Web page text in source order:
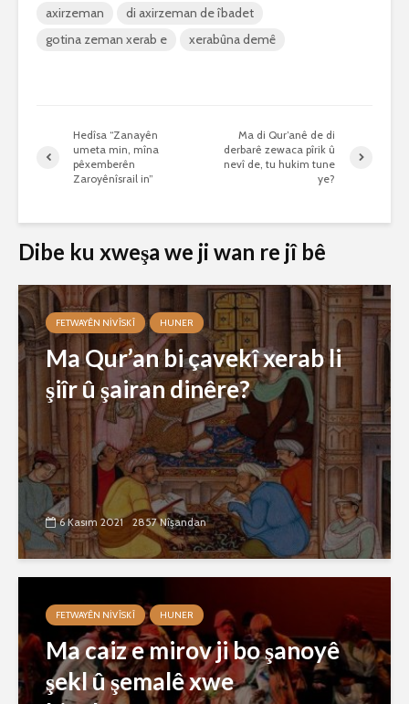
axirzeman
di axirzeman de îbadet
gotina zeman xerab e
xerabûna demê
Hedîsa “Zanayên
umeta min, mîna
pêxemberên
Zaroyênîsrail in”
Ma di Qur’anê de di
derbarê zewaca pîrik û
nevî de, tu hukim tune
ye?
Dibe ku xweşa we ji wan re jî bê
FETWAYÊN NIVÎSKÎ HUNER
Ma Qur’an bi çavekî xerab li
şiîr û şairan dinêre?
6 Kasım 2021 2857 Nîşandan
FETWAYÊN NIVÎSKÎ HUNER
Ma caiz e mirov ji bo şanoyê
şekl û şemalê xwe